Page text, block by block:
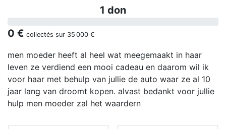
1 don
0 € collectés sur 35 000 €
men moeder heeft al heel wat meegemaakt in haar
leven ze verdiend een mooi cadeau en daarom wil ik
voor haar met behulp van jullie de auto waar ze al 10
jaar lang van droomt kopen. alvast bedankt voor jullie
hulp men moeder zal het waardern